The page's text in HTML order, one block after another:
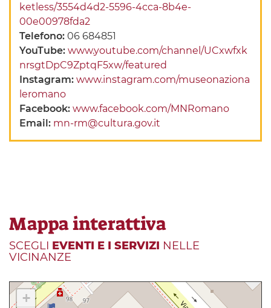
ketless/3554d4d2-5596-4cca-8b4e-
00e00978fda2
Telefono:06 684851
YouTube:www.youtube.com/channel/UCxwfxk
nrsgtDpC9ZptqF5xw/featured
Instagram:www.instagram.com/museonaziona
leromano
Facebook:www.facebook.com/MNRomano
Email: mn-rm@cultura.gov.it
Mappa interattiva
SCEGLI EVENTI E I SERVIZI NELLE
VICINANZE
+